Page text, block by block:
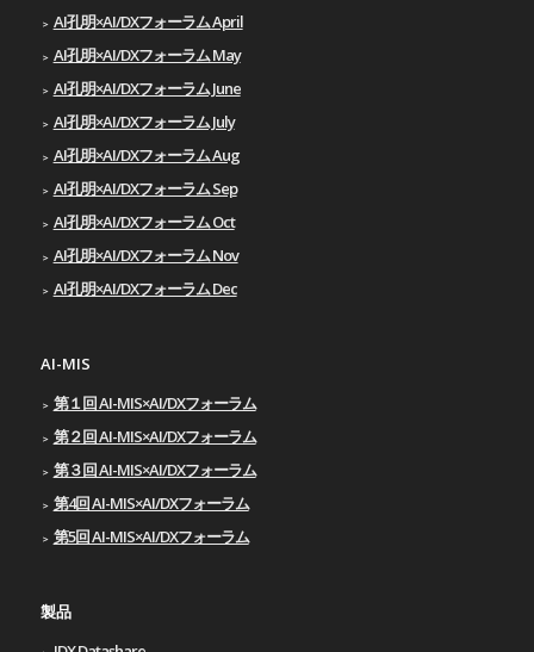
AI孔明×AI/DXフォーラム April
AI孔明×AI/DXフォーラム May
AI孔明×AI/DXフォーラム June
AI孔明×AI/DXフォーラム July
AI孔明×AI/DXフォーラム Aug
AI孔明×AI/DXフォーラム Sep
AI孔明×AI/DXフォーラム Oct
AI孔明×AI/DXフォーラム Nov
AI孔明×AI/DXフォーラム Dec
AI-MIS
第１回 AI-MIS×AI/DXフォーラム
第２回 AI-MIS×AI/DXフォーラム
第３回 AI-MIS×AI/DXフォーラム
第4回 AI-MIS×AI/DXフォーラム
第5回 AI-MIS×AI/DXフォーラム
製品